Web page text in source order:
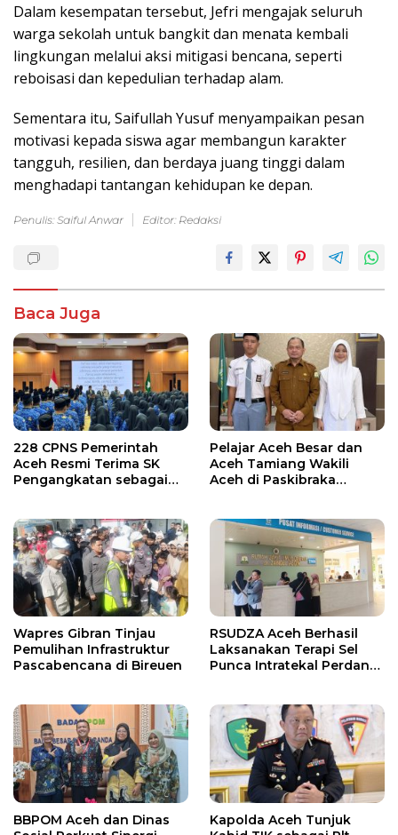
Dalam kesempatan tersebut, Jefri mengajak seluruh
warga sekolah untuk bangkit dan menata kembali
lingkungan melalui aksi mitigasi bencana, seperti
reboisasi dan kepedulian terhadap alam.
Sementara itu, Saifullah Yusuf menyampaikan pesan
motivasi kepada siswa agar membangun karakter
tangguh, resilien, dan berdaya juang tinggi dalam
menghadapi tantangan kehidupan ke depan.
Penulis: Saiful Anwar Editor: Redaksi
Baca Juga
228 CPNS Pemerintah
Aceh Resmi Terima SK
Pengangkatan sebagai
Pelajar Aceh Besar dan
Aceh Tamiang Wakili
Aceh di Paskibraka
Wapres Gibran Tinjau
Pemulihan Infrastruktur
Pascabencana di Bireuen
RSUDZA Aceh Berhasil
Laksanakan Terapi Sel
Punca Intratekal Perdana
BBPOM Aceh dan Dinas
Kapolda Aceh Tunjuk